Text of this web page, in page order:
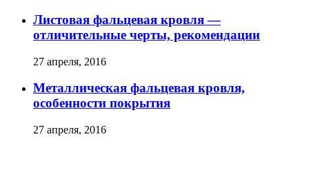
Листовая фальцевая кровля —
отличительные черты, рекомендации
27 апреля, 2016
Металлическая фальцевая кровля,
особенности покрытия
27 апреля, 2016